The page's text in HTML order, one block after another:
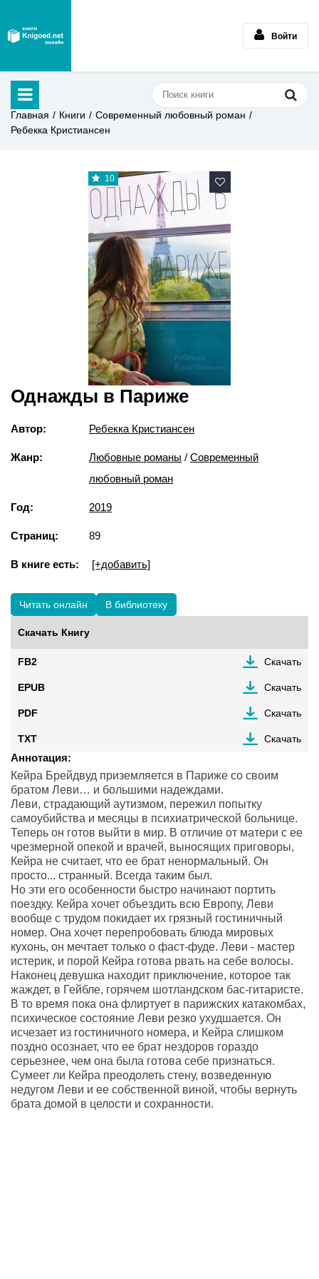
Войти
Главная Книги
Современный любовный роман
Ребекка Кристиансен
10
Однажды в Париже
Автор: Ребекка Кристиансен
Жанр: Любовные романы / Современный
любовный роман
Год: 2019
Страниц: 89
В книге есть: [+добавить]
Читать онлайн В библиотеку
Скачать Книгу
FB2 Скачать
EPUB Скачать
PDF Скачать
TXT Скачать
Аннотация:
Кейра Брейдвуд приземляется в Париже со своим
братом Леви… и большими надеждами.
Леви, страдающий аутизмом, пережил попытку
caмoубийствa и месяцы в психиатрической больнице.
Теперь он готов выйти в мир. В отличие от матери с ее
чрезмерной опекой и врачей, выносящих приговоры,
Кейра не считает, что ее брат ненормальный. Он
просто... странный. Всегда таким был.
Но эти его особенности быстро начинают портить
поездку. Кейра хочет объездить всю Европу, Леви
вообще с трудом покидает их грязный гостиничный
номер. Она хочет перепробовать блюда мировых
кухонь, он мечтает только о фаст-фуде. Леви - мастер
истерик, и порой Кейра готова рвать на себе волосы.
Наконец девушка находит приключение, которое так
жаждет, в Гейбле, горячем шотландском бас-гитаристе.
В то время пока она флиртует в парижских катакомбах,
психическое состояние Леви резко ухудшается. Он
исчезает из гостиничного номера, и Кейра слишком
поздно осознает, что ее брат нездоров гораздо
серьезнее, чем она была готова себе признаться.
Сумеет ли Кейра преодолеть стену, возведенную
недугом Леви и ее собственной виной, чтобы вернуть
брата домой в целости и сохранности.